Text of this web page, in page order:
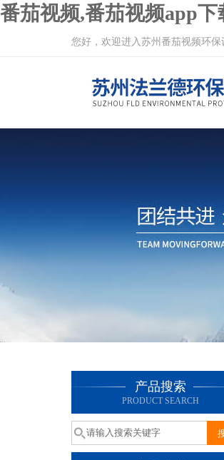
番茄视频,番茄视频app
您好，欢迎进入苏州番茄视频环保
产品搜索
PRODUCT SEARCH